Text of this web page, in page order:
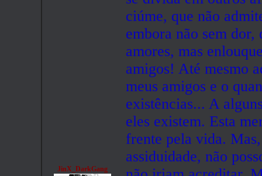
JinX_DarkGang
ciúme, que não
embora não sem dor,
amores, mas
amigos! Até mesmo
meus amigos e o
existências... A
eles existem. Esta
frente pela vida.
assiduidade, não